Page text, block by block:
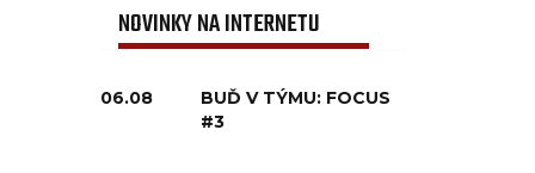
NOVINKY NA INTERNETU
06.08
BUĎ V TÝMU: FOCUS
#3